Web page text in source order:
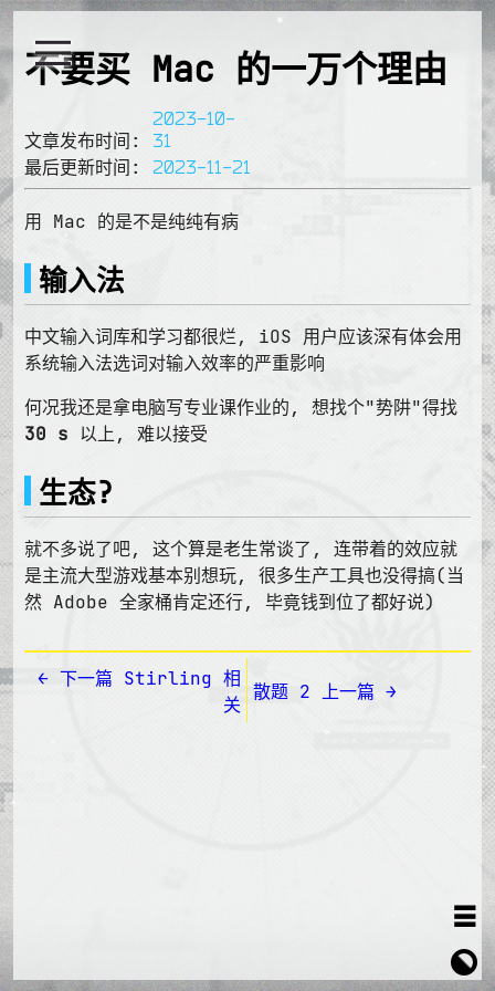
不要买 Mac 的一万个理由
文章发布时间:
2023-10-
31
最后更新时间: 2023-11-21
用 Mac 的是不是纯纯有病
输入法
中文输入词库和学习都很烂, iOS 用户应该深有体会用
系统输入法选词对输入效率的严重影响
何况我还是拿电脑写专业课作业的, 想找个"势阱"得找
30 s 以上, 难以接受
生态?
就不多说了吧, 这个算是老生常谈了, 连带着的效应就
是主流大型游戏基本别想玩, 很多生产工具也没得搞(当
然 Adobe 全家桶肯定还行, 毕竟钱到位了都好说)
← 下一篇 Stirling 相
关
散题 2 上一篇 →
≡